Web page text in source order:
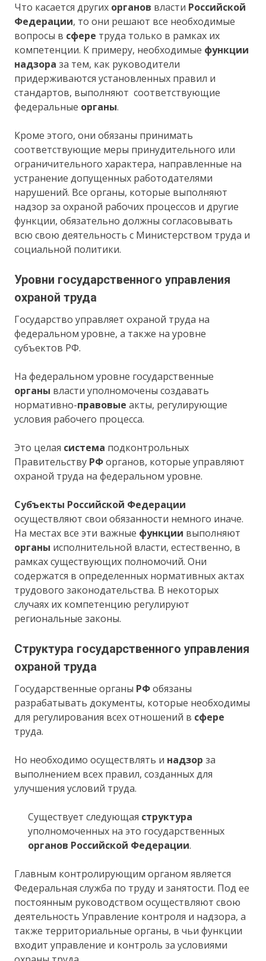
Что касается других органов власти Российской
Федерации, то они решают все необходимые
вопросы в сфере труда только в рамках их
компетенции. К примеру, необходимые функции
надзора за тем, как руководители
придерживаются установленных правил и
стандартов, выполняют соответствующие
федеральные органы.
Кроме этого, они обязаны принимать
соответствующие меры принудительного или
ограничительного характера, направленные на
устранение допущенных работодателями
нарушений. Все органы, которые выполняют
надзор за охраной рабочих процессов и другие
функции, обязательно должны согласовывать
всю свою деятельность с Министерством труда и
социальной политики.
Уровни государственного управления
охраной труда
Государство управляет охраной труда на
федеральном уровне, а также на уровне
субъектов РФ.
На федеральном уровне государственные
органы власти уполномочены создавать
нормативно-правовые акты, регулирующие
условия рабочего процесса.
Это целая система подконтрольных
Правительству РФорганов, которые управляют
охраной труда на федеральном уровне.
Субъекты Российской Федерации
осуществляют свои обязанности немного иначе.
На местах все эти важные функции выполняют
органы исполнительной власти, естественно, в
рамках существующих полномочий. Они
содержатся в определенных нормативных актах
трудового законодательства. В некоторых
случаях их компетенцию регулируют
региональные законы.
Структура государственного управления
охраной труда
Государственные органы РФобязаны
разрабатывать документы, которые необходимы
для регулирования всех отношений в сфере
труда.
Но необходимо осуществлять и надзорза
выполнением всех правил, созданных для
улучшения условий труда.
Существует следующая структура
уполномоченных на это государственных
органов Российской Федерации.
Главным контролирующим органом является
Федеральная служба по труду и занятости. Под ее
постоянным руководством осуществляют свою
деятельность Управление контроля и надзора, а
также территориальные органы, в чьи функции
входит управление и контроль за условиями